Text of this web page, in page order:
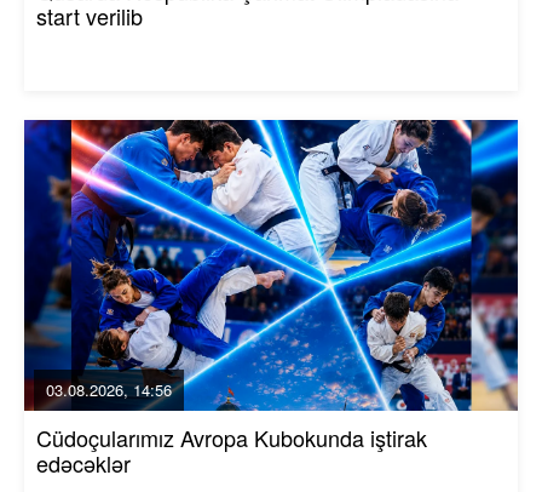
start verilib
03.08.2026, 14:56
Cüdoçularımız Avropa Kubokunda iştirak
edəcəklər